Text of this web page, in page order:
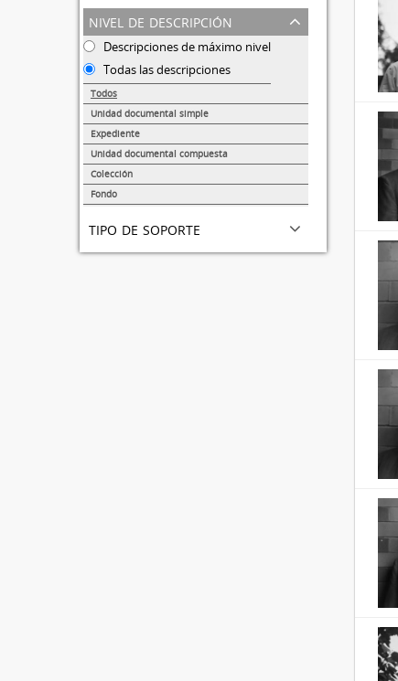
nivel de descripción
Descripciones de máximo nivel
Todas las descripciones
Todos
Unidad documental simple
Expediente
Unidad documental compuesta
Colección
Fondo
tipo de soporte